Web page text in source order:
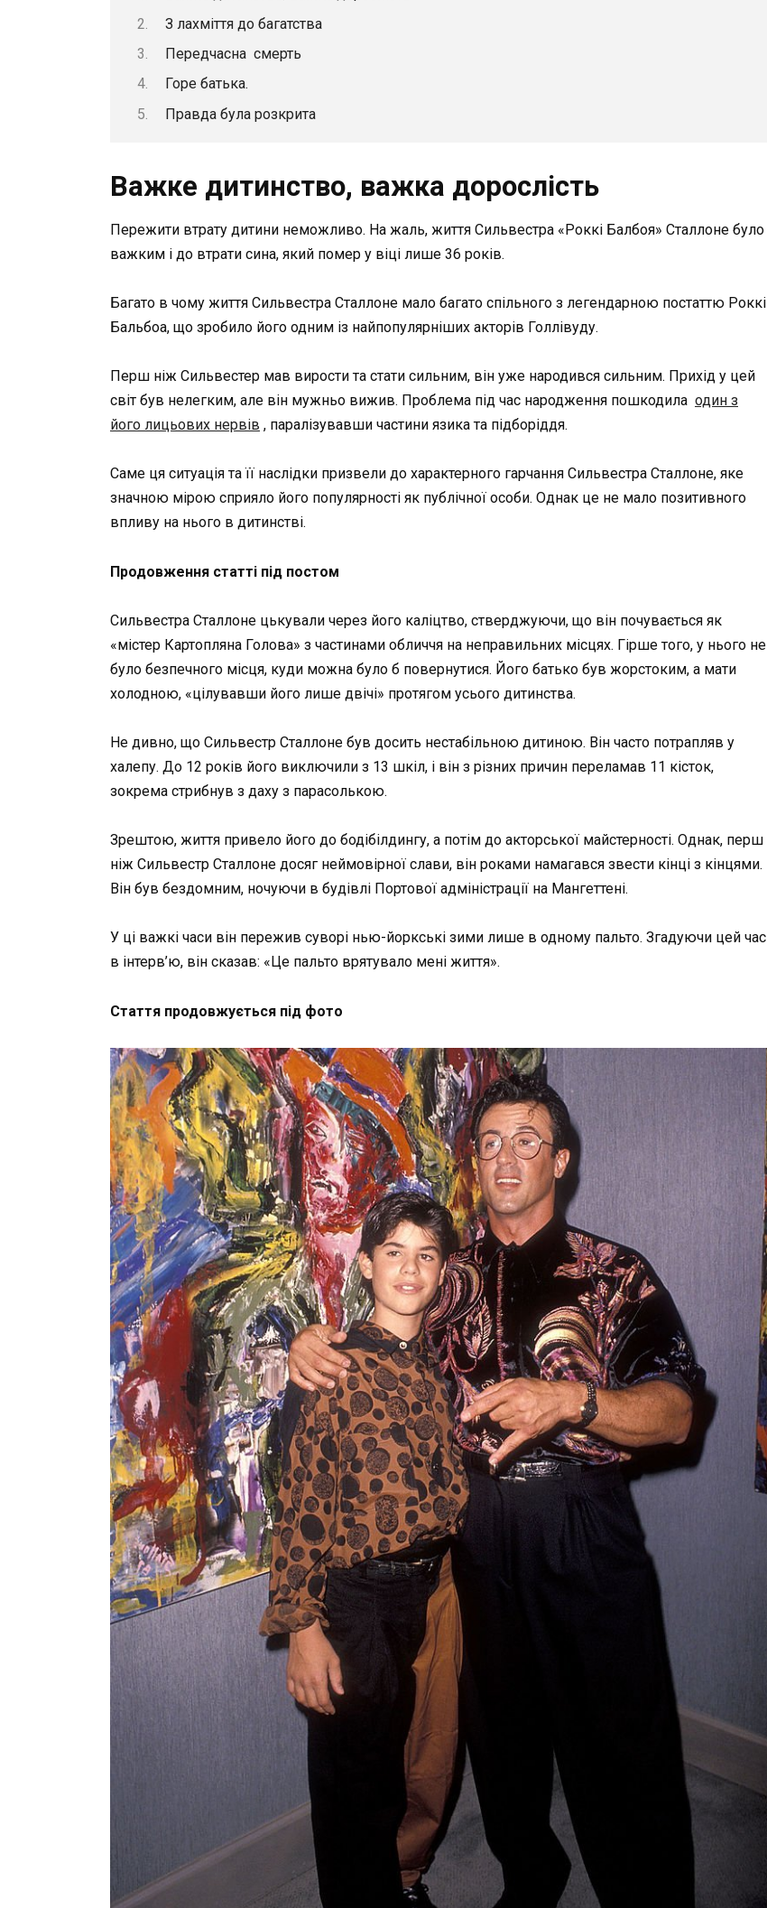
З лахміття до багатства
Передчасна смерть
Горе батька.
Правда була розкрита
Важке дитинство, важка дорослість
Пережити втрату дитини неможливо. На жаль, життя Сильвестра «Роккі Балбоя» Сталлоне було
важким і до втрати сина, який помер у віці лише 36 років.
Багато в чому життя Сильвестра Сталлоне мало багато спільного з легендарною постаттю Роккі
Бальбоа, що зробило його одним із найпопулярніших акторів Голлівуду.
Перш ніж Сильвестер мав вирости та стати сильним, він уже народився сильним. Прихід у цей
світ був нелегким, але він мужньо вижив. Проблема під час народження пошкодила один з
його лицьових нервів , паралізувавши частини язика та підборіддя.
Саме ця ситуація та її наслідки призвели до характерного гарчання Сильвестра Сталлоне, яке
значною мірою сприяло його популярності як публічної особи. Однак це не мало позитивного
впливу на нього в дитинстві.
Продовження статті під постом
Сильвестра Сталлоне цькували через його каліцтво, стверджуючи, що він почувається як
«містер Картопляна Голова» з частинами обличчя на неправильних місцях. Гірше того, у нього не
було безпечного місця, куди можна було б повернутися. Його батько був жорстоким, а мати
холодною, «цілувавши його лише двічі» протягом усього дитинства.
Не дивно, що Сильвестр Сталлоне був досить нестабільною дитиною. Він часто потрапляв у
халепу. До 12 років його виключили з 13 шкіл, і він з різних причин переламав 11 кісток,
зокрема стрибнув з даху з парасолькою.
Зрештою, життя привело його до бодібілдингу, а потім до акторської майстерності. Однак, перш
ніж Сильвестр Сталлоне досяг неймовірної слави, він роками намагався звести кінці з кінцями.
Він був бездомним, ночуючи в будівлі Портової адміністрації на Мангеттені.
У ці важкі часи він пережив суворі нью-йоркські зими лише в одному пальто. Згадуючи цей час
в інтерв’ю, він сказав: «Це пальто врятувало мені життя».
Стаття продовжується під фото